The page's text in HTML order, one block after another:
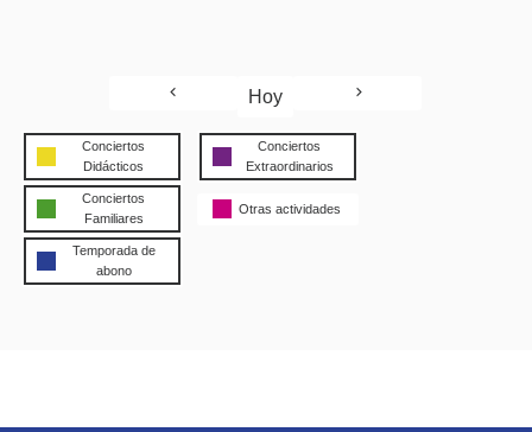
Hoy
Conciertos
Didácticos
Conciertos
Extraordinarios
Conciertos
Familiares
Otras actividades
Temporada de
abono